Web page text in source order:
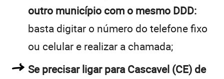
outro município com o mesmo DDD:
basta digitar o número do telefone fixo
ou celular e realizar a chamada;
Se precisar ligar para Cascavel (CE) de